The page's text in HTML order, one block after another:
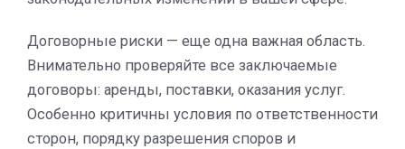
Договорные риски — еще одна важная область.
Внимательно проверяйте все заключаемые
договоры: аренды, поставки, оказания услуг.
Особенно критичны условия по ответственности
сторон, порядку разрешения споров и